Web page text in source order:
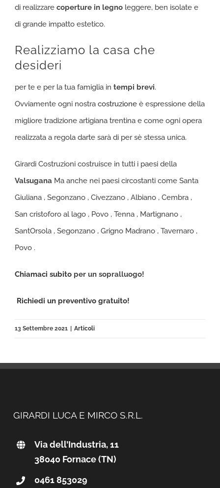
di realizzare coperture in legno leggere, ben isolate e
di grande impatto estetico.
Realizziamo la casa che
desideri
per te e per la tua famiglia in tempi brevi.
Ovviamente ogni nostra costruzione è espressione della
migliore tradizione artigiana trentina e come ogni opera
realizzata a regola darte sarà di per sè stessa unica.
Girardi Costruzioni costruisce in tutti i paesi della
Valsugana Ma anche nei paesi circostanti come Santa
Giuliana , Segonzano , Civezzano , Albiano , Cembra ,
San cristoforo al lago , Povo , Tenna , Martignano ,
SantOrsola , Segonzano , Grigno Madrano , Tavernaro ,
Povo .
Chiamaci subito per un sopralluogo!
Richiedi un preventivo gratuito!
13 Settembre 2021 | Articoli
GIRARDI LUCA E MIRCO S.R.L.
Via dell’Industria, 11
38040 Fornace (TN)
0461 853029